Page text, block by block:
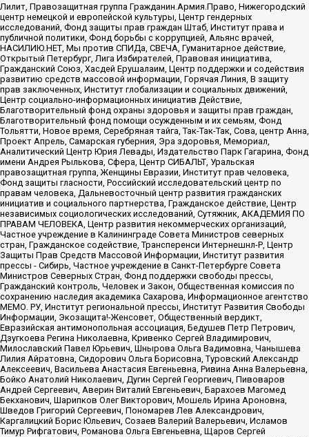
Лилит, Правозащитная группа Гражданин.Армия.Право, Нижегородский
центр немецкой и европейской культуры, Центр гендерных
исследований, Фонд защиты прав граждан Штаб, Институт права и
публичной политики, Фонд борьбы с коррупцией, Альянс врачей,
НАСИЛИЮ.НЕТ, Мы против СПИДа, СВЕЧА, Гуманитарное действие,
Открытый Петербург, Лига Избирателей, Правовая инициатива,
Гражданский Союз, Хасдей Ерушалаим, Центр поддержки и содействия
развитию средств массовой информации, Горячая Линия, В защиту
прав заключенных, Институт глобализации и социальных движений,
Центр социально-информационных инициатив Действие,
Благотворительный фонд охраны здоровья и защиты прав граждан,
Благотворительный фонд помощи осужденным и их семьям, Фонд
Тольятти, Новое время, Серебряная тайга, Так-Так-Так, Сова, центр Анна,
Проект Апрель, Самарская губерния, Эра здоровья, Мемориал,
Аналитический Центр Юрия Левады, Издательство Парк Гагарина, Фонд
имени Андрея Рылькова, Сфера, Центр СИБАЛЬТ, Уральская
правозащитная группа, Женщины Евразии, Институт прав человека,
Фонд защиты гласности, Российский исследовательский центр по
правам человека, Дальневосточный центр развития гражданских
инициатив и социального партнерства, Гражданское действие, Центр
независимых социологических исследований, Сутяжник, АКАДЕМИЯ ПО
ПРАВАМ ЧЕЛОВЕКА, Центр развития некоммерческих организаций,
Частное учреждение в Калининграде Совета Министров северных
стран, Гражданское содействие, Трансперенси Интернешнл-Р, Центр
Защиты Прав Средств Массовой Информации, Институт развития
прессы - Сибирь, Частное учреждение в Санкт-Петербурге Совета
Министров Северных Стран, Фонд поддержки свободы прессы,
Гражданский контроль, Человек и Закон, Общественная комиссия по
сохранению наследия академика Сахарова, Информационное агентство
МЕМО. РУ, Институт региональной прессы, Институт Развития Свободы
Информации, Экозащита!-Женсовет, Общественный вердикт,
Евразийская антимонопольная ассоциация, Бедушев Петр Петрович,
Дзугкоева Регина Николаевна, Кривенко Сергей Владимирович,
Милославский Павел Юрьевич, Шнырова Ольга Вадимовна, Чанышева
Лилия Айратовна, Сидорович Ольга Борисовна, Туровский Александр
Алексеевич, Васильева Анастасия Евгеньевна, Ривина Анна Валерьевна,
Бойко Анатолий Николаевич, Дугин Сергей Георгиевич, Пивоваров
Андрей Сергеевич, Аверин Виталий Евгеньевич, Барахоев Магомед
Бекханович, Шарипков Олег Викторович, Мошель Ирина Ароновна,
Шведов Григорий Сергеевич, Пономарев Лев Александрович,
Каргалицкий Борис Юльевич, Созаев Валерий Валерьевич, Исламов
Тимур Рифгатович, Романова Ольга Евгеньевна, Щаров Сергей